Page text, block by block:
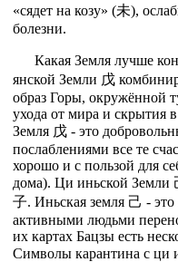
«сядет на козу» (未),
болезни.
Какая Земля лучше
янской Земли 戊
образ Горы, окружённой
ухода от мира и скрытия
Земля 戊 - это
послаблениями все те
хорошо и с пользой для
дома). Ци иньской Земли
子. Иньская земля 己 -
активными людьми
их картах Бацзы есть
Символы карантина с ци